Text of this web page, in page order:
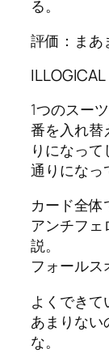
る。
評価：まあ
ILLOGICAL
1つのスー
番を入れ替
りになっ
通りになっ
カード全体
アンチフェ
説。
フォール
よくでき
あまりない
な。